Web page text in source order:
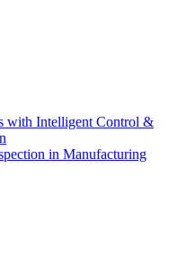
with Intelligent Control &
in Manufacturing